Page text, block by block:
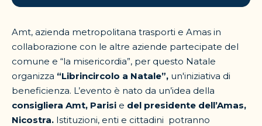
Amt, azienda metropolitana trasporti e Amas in
collaborazione con le altre aziende partecipate del
comune e “la misericordia”, per questo Natale
organizza “Librincircolo a Natale”, un'iniziativa di
beneficienza. L’evento è nato da un’idea della
consigliera Amt, Parisi e del presidente dell’Amas,
Nicostra. Istituzioni, enti e cittadini potranno